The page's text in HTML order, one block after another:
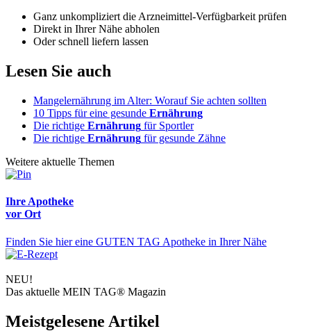
Ganz unkompliziert die Arzneimittel-Verfügbarkeit prüfen
Direkt in Ihrer Nähe abholen
Oder schnell liefern lassen
Lesen Sie auch
Mangelernährung im Alter: Worauf Sie achten sollten
10 Tipps für eine gesunde Ernährung
Die richtige Ernährung für Sportler
Die richtige Ernährung für gesunde Zähne
Weitere aktuelle Themen
Ihre Apotheke
vor Ort
Finden Sie hier eine GUTEN TAG Apotheke in Ihrer Nähe
NEU!
Das aktuelle MEIN TAG® Magazin
Meistgelesene Artikel